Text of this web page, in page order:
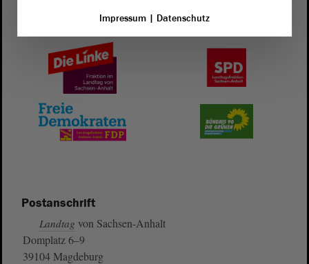
Postanschrift
Landtag von Sachsen-Anhalt
Domplatz 6–9
39104 Magdeburg
Impressum| Datenschutz